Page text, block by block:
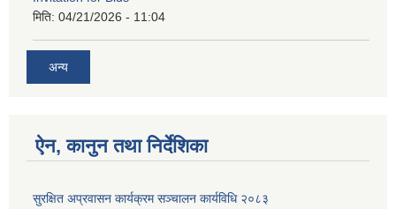
मिति: 04/21/2026 - 11:04
अन्य
ऐन, कानुन तथा निर्देशिका
सुरक्षित अप्रवासन कार्यक्रम सञ्चालन कार्यविधि २०८३